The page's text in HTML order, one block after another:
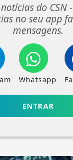
do CSN
no seu app
mensagens.
Whatsapp
ENTRAR